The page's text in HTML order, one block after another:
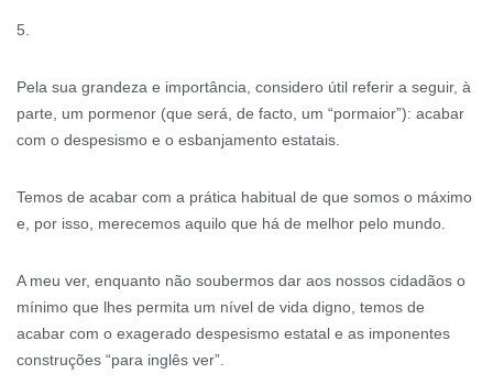
5.
Pela sua grandeza e importância, considero útil referir a seguir, à
parte, um pormenor (que será, de facto, um “pormaior”): acabar
com o despesismo e o esbanjamento estatais.
Temos de acabar com a prática habitual de que somos o máximo
e, por isso, merecemos aquilo que há de melhor pelo mundo.
A meu ver, enquanto não soubermos dar aos nossos cidadãos o
mínimo que lhes permita um nível de vida digno, temos de
acabar com o exagerado despesismo estatal e as imponentes
construções “para inglês ver”.